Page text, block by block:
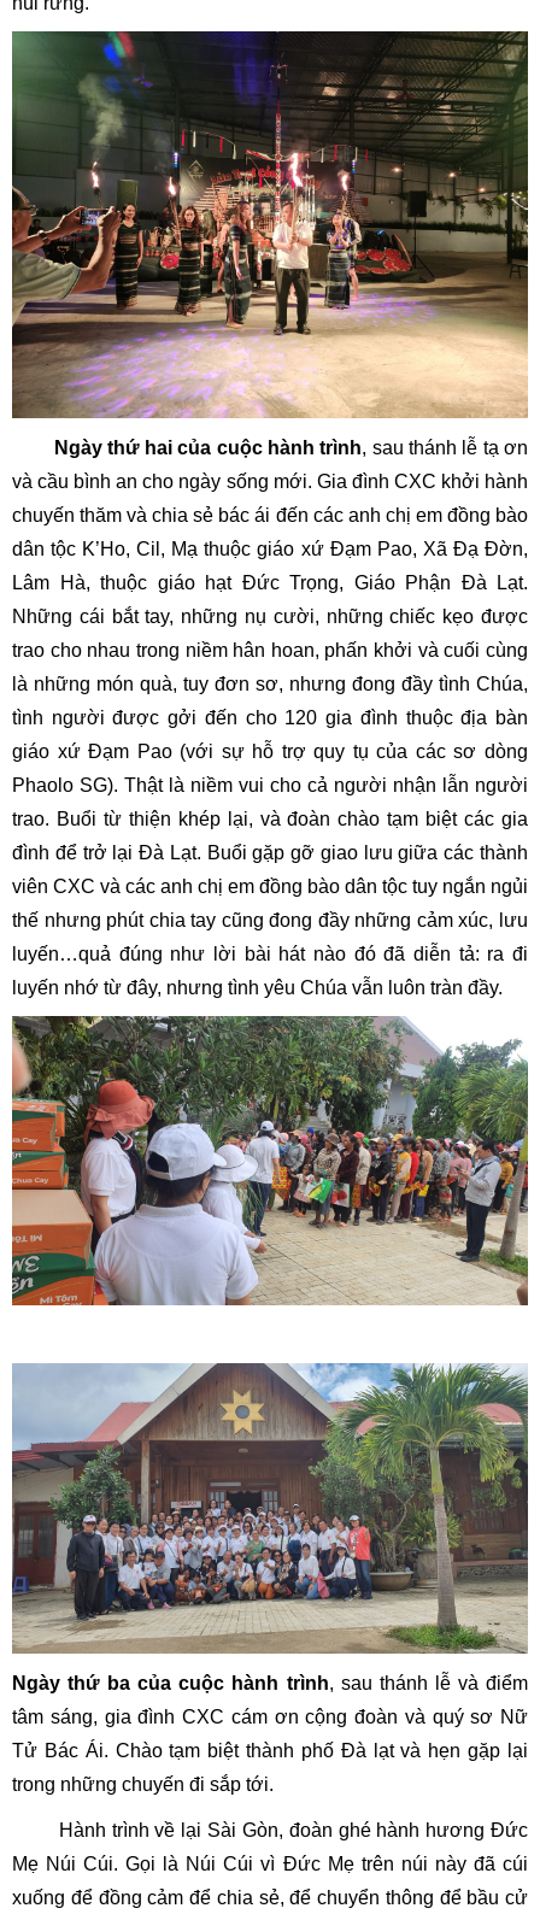
Ngày thứ hai của cuộc hành trình, sau thánh lễ tạ ơn
và cầu bình an cho ngày sống mới. Gia đình CXC khởi hành
chuyến thăm và chia sẻ bác ái đến các anh chị em đồng bào
dân tộc K’Ho, Cil, Mạ thuộc giáo xứ Đạm Pao, Xã Đạ Đờn,
Lâm Hà, thuộc giáo hạt Đức Trọng, Giáo Phận Đà Lạt.
Những cái bắt tay, những nụ cười, những chiếc kẹo được
trao cho nhau trong niềm hân hoan, phấn khởi và cuối cùng
là những món quà, tuy đơn sơ, nhưng đong đầy tình Chúa,
tình người được gởi đến cho 120 gia đình thuộc địa bàn
giáo xứ Đạm Pao (với sự hỗ trợ quy tụ của các sơ dòng
Phaolo SG). Thật là niềm vui cho cả người nhận lẫn người
trao. Buổi từ thiện khép lại, và đoàn chào tạm biệt các gia
đình để trở lại Đà Lạt. Buổi gặp gỡ giao lưu giữa các thành
viên CXC và các anh chị em đồng bào dân tộc tuy ngắn ngủi
thế nhưng phút chia tay cũng đong đầy những cảm xúc, lưu
luyến…quả đúng như lời bài hát nào đó đã diễn tả: ra đi
luyến nhớ từ đây, nhưng tình yêu Chúa vẫn luôn tràn đầy.
Ngày thứ ba của cuộc hành trình, sau thánh lễ và điểm
tâm sáng, gia đình CXC cám ơn cộng đoàn và quý sơ Nữ
Tử Bác Ái. Chào tạm biệt thành phố Đà lạt và hẹn gặp lại
trong những chuyến đi sắp tới.
Hành trình về lại Sài Gòn, đoàn ghé hành hương Đức
Mẹ Núi Cúi. Gọi là Núi Cúi vì Đức Mẹ trên núi này đã cúi
xuống để đồng cảm để chia sẻ, để chuyển thông để bầu cử